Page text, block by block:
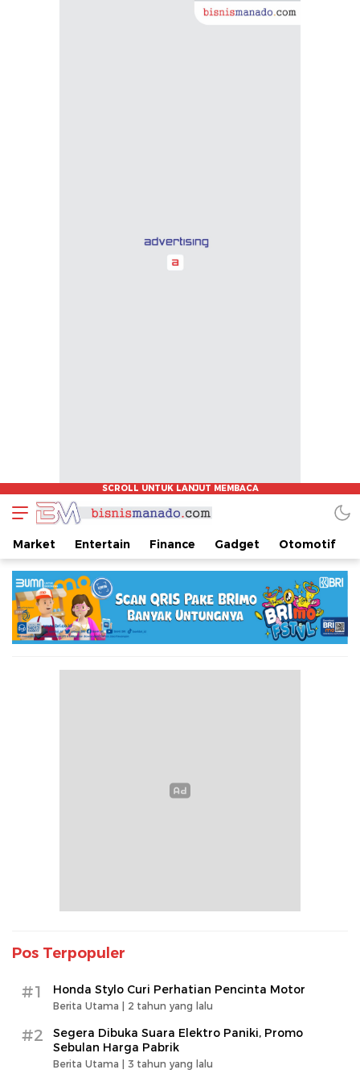
www.bisnismanado.com
Berita Bisnis Sulawesi Utara
Market Entertain Finance Gadget Otomotif
Pos Terpopuler
#1 Honda Stylo Curi Perhatian Pencinta Motor
Berita Utama | 2 tahun yang lalu
#2
Segera Dibuka Suara Elektro Paniki, Promo
Sebulan Harga Pabrik
Berita Utama | 3 tahun yang lalu